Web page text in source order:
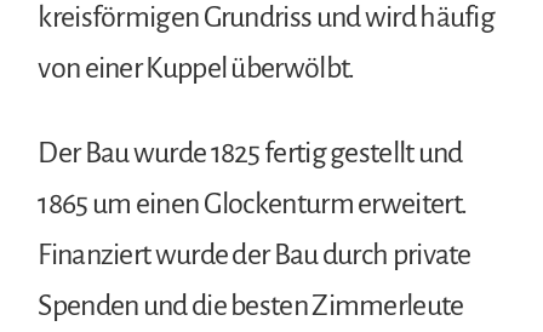
kreisförmigen Grundriss und wird häufig
von einer Kuppel überwölbt.
Der Bau wurde 1825 fertig gestellt und
1865 um einen Glockenturm erweitert.
Finanziert wurde der Bau durch private
Spenden und die besten Zimmerleute